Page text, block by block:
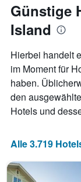
Günstige
Island
Hierbei handelt
im Moment für
haben.
den
Hotels und
Alle 3.719